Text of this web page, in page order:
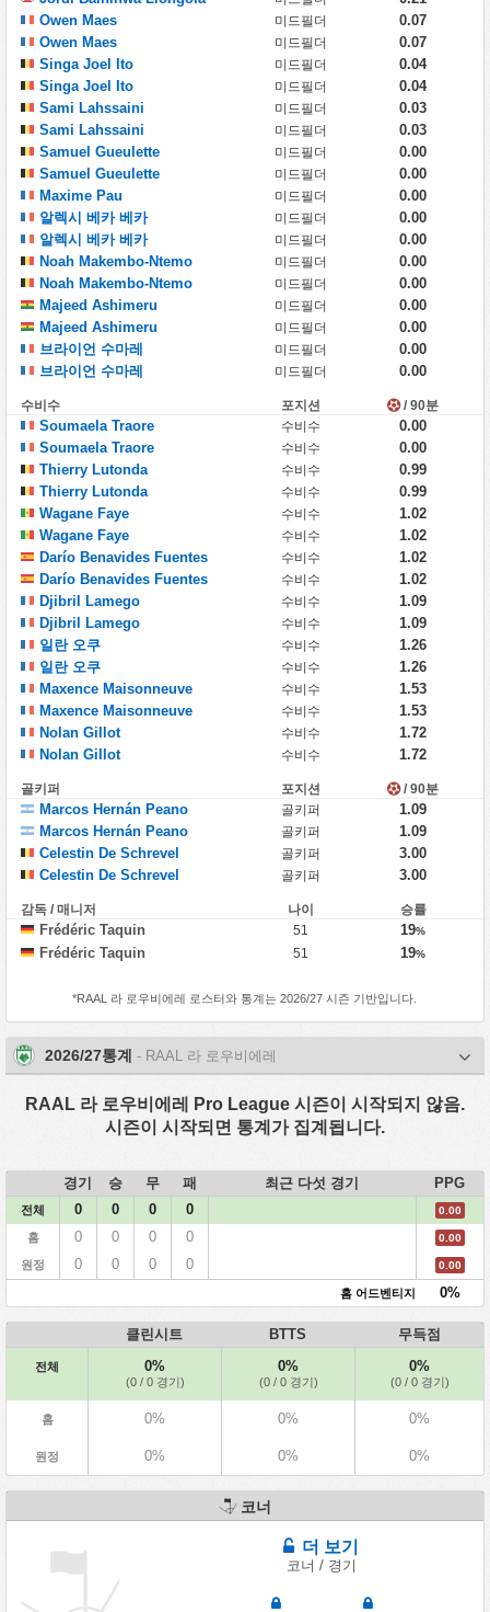
Owen Maes
미드필더
0.07
Owen Maes
미드필더
0.07
Singa Joel Ito
미드필더
0.04
Singa Joel Ito
미드필더
0.04
Sami Lahssaini
미드필더
0.03
Sami Lahssaini
미드필더
0.03
Samuel Gueulette
미드필더
0.00
Samuel Gueulette
미드필더
0.00
Maxime Pau
미드필더
0.00
알렉시 베카 베카
미드필더
0.00
알렉시 베카 베카
미드필더
0.00
Noah Makembo-Ntemo
미드필더
0.00
Noah Makembo-Ntemo
미드필더
0.00
Majeed Ashimeru
미드필더
0.00
Majeed Ashimeru
미드필더
0.00
브라이언 수마레
미드필더
0.00
브라이언 수마레
미드필더 0.00
수비수 포지션 / 90분
Soumaela Traore 수비수
0.00
Soumaela Traore
수비수
0.00
Thierry Lutonda
수비수
0.99
Thierry Lutonda
수비수
0.99
Wagane Faye
수비수
1.02
Wagane Faye
수비수
1.02
Darío Benavides Fuentes
수비수
1.02
Darío Benavides Fuentes
수비수
1.02
Djibril Lamego
수비수
1.09
Djibril Lamego
수비수
1.09
일란 오쿠
수비수
1.26
일란 오쿠
수비수
1.26
Maxence Maisonneuve
수비수
1.53
Maxence Maisonneuve
수비수
1.53
Nolan Gillot
수비수
1.72
Nolan Gillot
수비수 1.72
골키퍼 포지션 / 90분
Marcos Hernán Peano 골키퍼
1.09
Marcos Hernán Peano
골키퍼
1.09
Celestin De Schrevel
골키퍼
3.00
Celestin De Schrevel
골키퍼 3.00
감독 / 매니저 나이 승률
Frédéric Taquin 51 19%
Frédéric Taquin 51 19%
*RAAL 라 로우비에레 로스터와 통계는 2026/27 시즌 기반입니다.
2026/27통계 - RAAL 라 로우비에레
RAAL 라 로우비에레 Pro League 시즌이 시작되지 않음.
시즌이 시작되면 통계가 집계됩니다.
경기 승 무 패 최근 다섯 경기 PPG
전체 0 0 0 0 0.00
홈 0 0 0 0 0.00
원정 0 0 0 0 0.00
홈 어드벤티지 0%
클린시트 BTTS 무득점
전체 0%
(0 / 0 경기)
0%
(0 / 0 경기)
0%
(0 / 0 경기)
홈 0% 0% 0%
원정 0% 0% 0%
코너
더 보기
코너 / 경기